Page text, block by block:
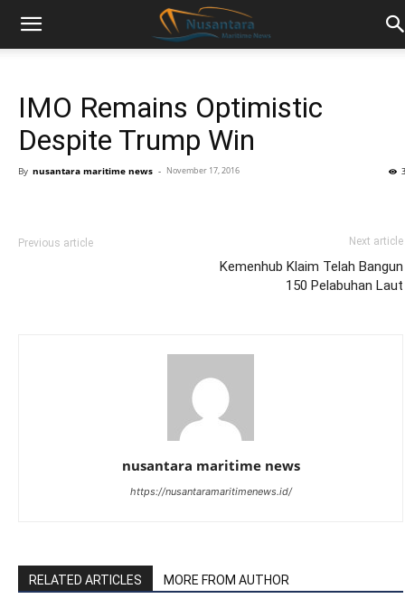
IMO Remains Optimistic
Despite Trump Win
By nusantara maritime news - November 17, 2016
Previous article Next article
Kemenhub Klaim Telah Bangun
150 Pelabuhan Laut
nusantara maritime news
https://nusantaramaritimenews.id/
RELATED ARTICLES MORE FROM AUTHOR